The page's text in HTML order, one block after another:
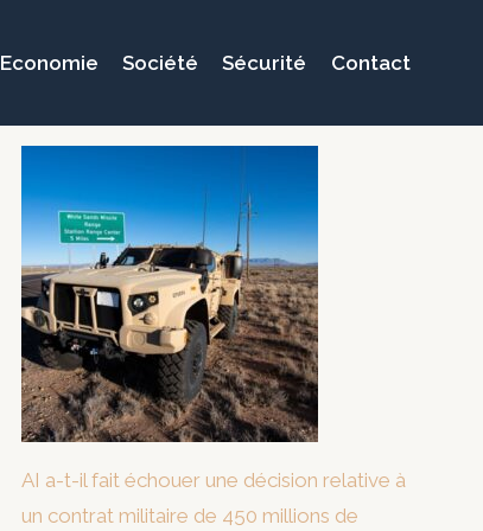
Economie Société Sécurité Contact
AI a-t-il fait échouer une décision relative à
un contrat militaire de 450 millions de